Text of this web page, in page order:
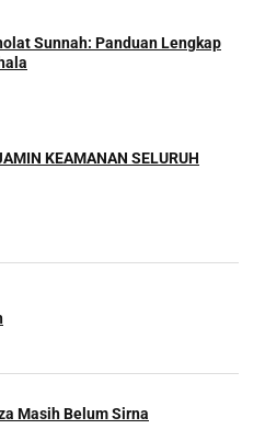
Sunnah: Panduan Lengkap
KEAMANAN SELURUH
Masih Belum Sirna